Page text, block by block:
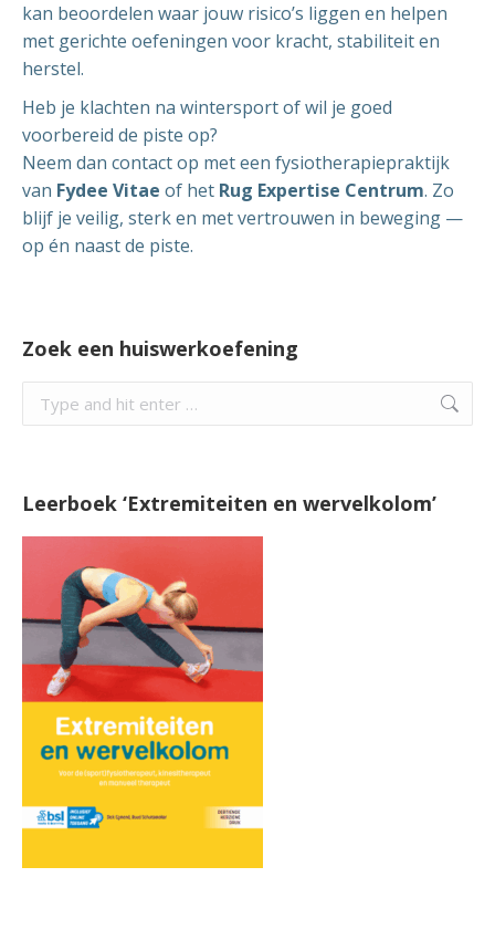
kan beoordelen waar jouw risico’s liggen en helpen
met gerichte oefeningen voor kracht, stabiliteit en
herstel.
Heb je klachten na wintersport of wil je goed
voorbereid de piste op?
Neem dan contact op met een fysiotherapiepraktijk
van Fydee Vitae of het Rug Expertise Centrum. Zo
blijf je veilig, sterk en met vertrouwen in beweging —
op én naast de piste.
Zoek een huiswerkoefening
Leerboek ‘Extremiteiten en wervelkolom’